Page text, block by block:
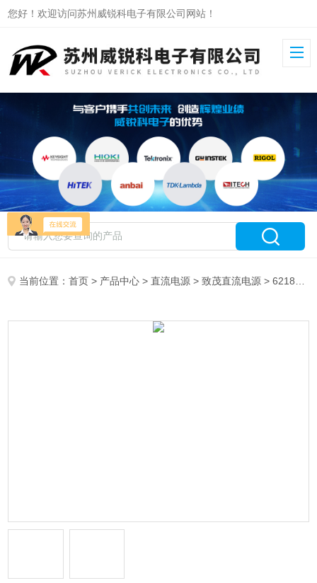
您好！欢迎访问苏州威锐科电子有限公司网站！
当前位置：首页 > 产品中心 >直流电源 >致茂直流电源 > 62180D-1200致茂可程控双向直流电源